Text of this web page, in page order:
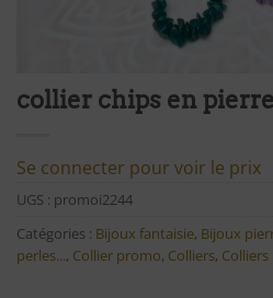
collier chips en
Se connecter pour voir le prix
UGS : promoi2244
Catégories : Bijoux fantaisie, Bijoux
perles..., Collier promo, Colliers,